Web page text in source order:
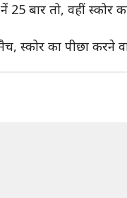
तो, वहीं स्कोर का
का पीछा करने